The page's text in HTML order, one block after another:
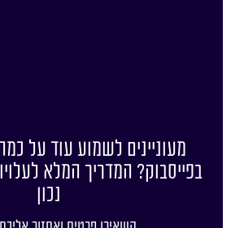
מעוניינים לשמוע עוד על
בפייסבוק? המדריך המלא
נכון